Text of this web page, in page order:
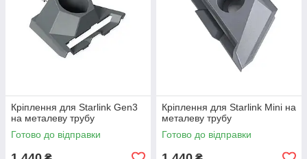
Кріплення для Starlink Gen3
на металеву трубу
Готово до відправки
Кріплення для Starlink Mini на
металеву трубу
Готово до відправки